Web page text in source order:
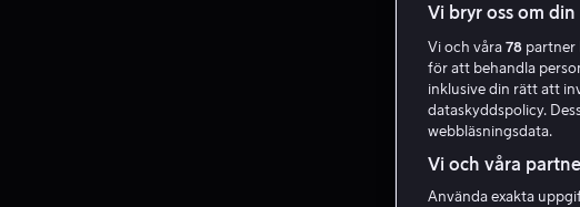
Vi bryr oss om
Vi och våra 78 partner
för att behandla
inklusive din rätt att
dataskyddspolicy.
webbläsningsdata.
Vi och våra
Använda exakta